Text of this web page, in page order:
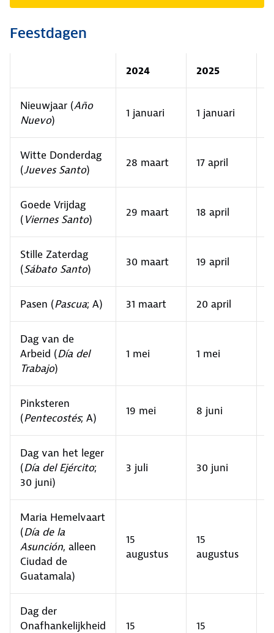
Feestdagen
2024 2025
Nieuwjaar (Año
Nuevo)
1 januari 1 januari
Witte Donderdag
(Jueves Santo)
28 maart 17 april
Goede Vrijdag
(Viernes Santo)
29 maart 18 april
Stille Zaterdag
(Sábato Santo)
30 maart 19 april
Pasen (Pascua; A) 31 maart 20 april
Dag van de
Arbeid (Día del
Trabajo)
1 mei 1 mei
Pinksteren
(Pentecostés; A)
19 mei 8 juni
Dag van het leger
(Día del Ejército;
30 juni)
3 juli 30 juni
Maria Hemelvaart
(Día de la
Asunción, alleen
Ciudad de
Guatamala)
15
augustus
15
augustus
Dag der
Onafhankelijkheid
15
15